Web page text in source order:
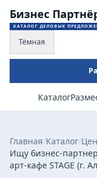
Бизнес
КАТАЛОГ ДЕЛОВЫХ
Тёмная
Каталог
Главная/Каталог/
Ищу бизнес-
арт-кафе STAGE (г.